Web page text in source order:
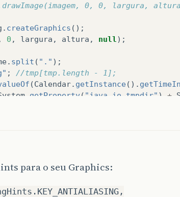
0, 0, largura,
. createGraphics ();
0 , largura , altura , null );
. split ( "." );
;
//tmp[tmp.length - 1];
(Calendar. getInstance().
getProperty( "java.io.tmpdir" ) +
(ImageWriter iter next();
writer getDefaultWriteParam
para o seu Graphics: